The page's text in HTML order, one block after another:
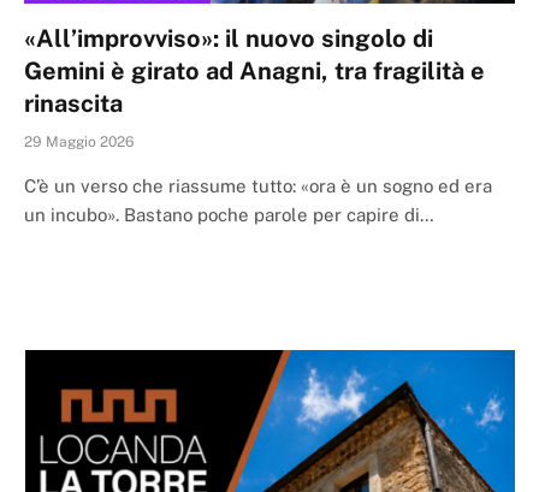
«All’improvviso»: il nuovo singolo di
Gemini è girato ad Anagni, tra fragilità e
rinascita
29 Maggio 2026
C’è un verso che riassume tutto: «ora è un sogno ed era
un incubo». Bastano poche parole per capire di…